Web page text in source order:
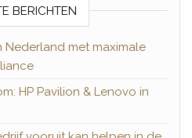
BERICHTEN
met maximale
HP Pavilion & Lenovo in